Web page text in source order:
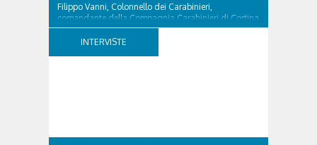
Filippo Vanni, Colonnello dei Carabinieri,
comandante della Compagnia Carabinieri di Cortina
d’Ampezzo sino al 2010, esperto di legislazione
nazionale ed europea, è l’ideatore del progetto di
INTERVISTE